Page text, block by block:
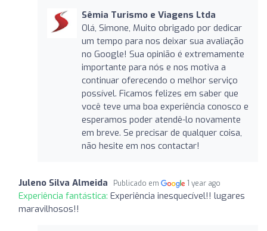
Sêmia Turismo e Viagens Ltda
Olá, Simone, Muito obrigado por dedicar
um tempo para nos deixar sua avaliação
no Google! Sua opinião é extremamente
importante para nós e nos motiva a
continuar oferecendo o melhor serviço
possível. Ficamos felizes em saber que
você teve uma boa experiência conosco e
esperamos poder atendê-lo novamente
em breve. Se precisar de qualquer coisa,
não hesite em nos contactar!
Juleno Silva Almeida Publicado em 1 year ago
Experiência fantástica: Experiência inesquecível!! lugares
maravilhosos!!